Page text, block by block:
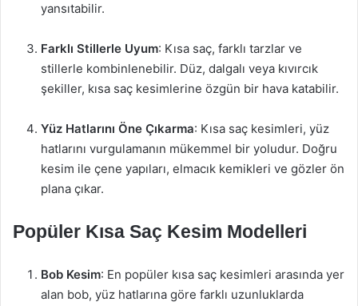
yansıtabilir.
Farklı Stillerle Uyum: Kısa saç, farklı tarzlar ve
stillerle kombinlenebilir. Düz, dalgalı veya kıvırcık
şekiller, kısa saç kesimlerine özgün bir hava katabilir.
Yüz Hatlarını Öne Çıkarma: Kısa saç kesimleri, yüz
hatlarını vurgulamanın mükemmel bir yoludur. Doğru
kesim ile çene yapıları, elmacık kemikleri ve gözler ön
plana çıkar.
Popüler Kısa Saç Kesim Modelleri
Bob Kesim: En popüler kısa saç kesimleri arasında yer
alan bob, yüz hatlarına göre farklı uzunluklarda